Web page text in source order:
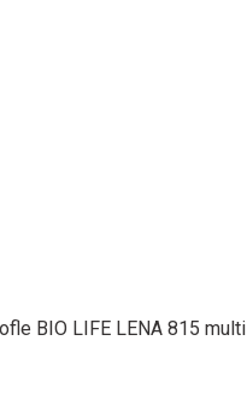
BIO LIFE LENA 815 multi